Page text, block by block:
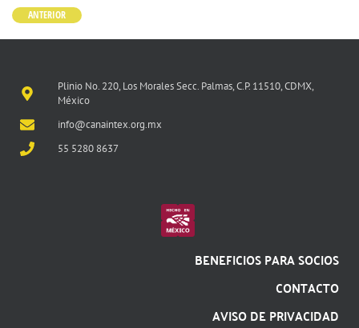
ANTERIOR
Plinio No. 220, Los Morales Secc. Palmas, C.P. 11510, CDMX,
México
info@canaintex.org.mx
55 5280 8637
BENEFICIOS PARA SOCIOS
CONTACTO
AVISO DE PRIVACIDAD